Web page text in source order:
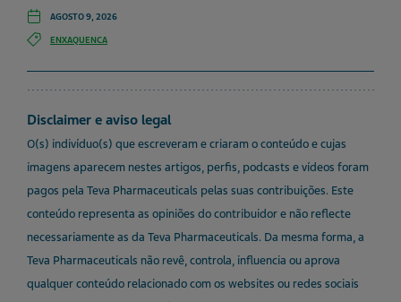
AGOSTO 9, 2026
ENXAQUENCA
Disclaimer e aviso legal
O(s) indivíduo(s) que escreveram e criaram o conteúdo e cujas
imagens aparecem nestes artigos, perfis, podcasts e vídeos foram
pagos pela Teva Pharmaceuticals pelas suas contribuições. Este
conteúdo representa as opiniões do contribuidor e não reflecte
necessariamente as da Teva Pharmaceuticals. Da mesma forma, a
Teva Pharmaceuticals não revê, controla, influencia ou aprova
qualquer conteúdo relacionado com os websites ou redes sociais